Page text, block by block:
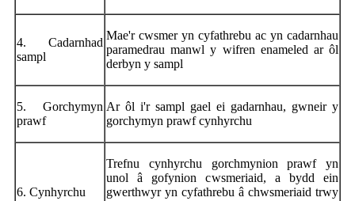
4. Cadarnhad
sampl
Mae'r cwsmer yn cyfathrebu ac yn cadarnhau
paramedrau manwl y wifren enameled ar ôl
derbyn y sampl
5. Gorchymyn
prawf
Ar ôl i'r sampl gael ei gadarnhau, gwneir y
gorchymyn prawf cynhyrchu
6. Cynhyrchu
Trefnu cynhyrchu gorchmynion prawf yn
unol â gofynion cwsmeriaid, a bydd ein
gwerthwyr yn cyfathrebu â chwsmeriaid trwy